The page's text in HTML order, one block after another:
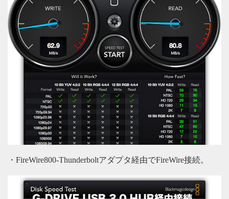
・FireWire800-Thunderboltアダプタ経由でFireWire接続。